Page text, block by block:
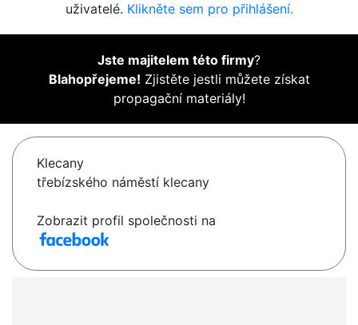
uživatelé. Klikněte sem pro přihlášení.
Jste majitelem této firmy?
Blahopřejeme! Zjistěte jestli můžete získat
propagační materiály!
Klecany
třebízského náměstí klecany
Zobrazit profil společnosti na